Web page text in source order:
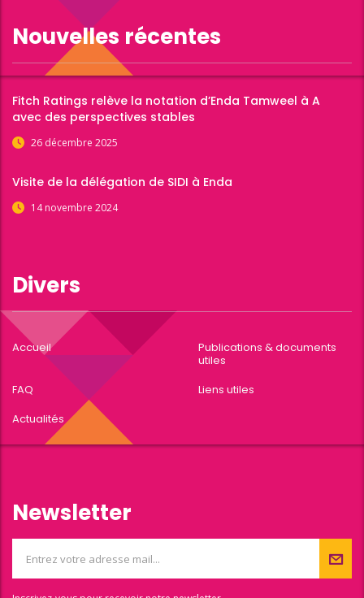
Nouvelles récentes
Fitch Ratings relève la notation d’Enda Tamweel à A
avec des perspectives stables
26 décembre 2025
Visite de la délégation de SIDI à Enda
14 novembre 2024
Divers
Accueil
Publications & documents
utiles
FAQ
Liens utiles
Actualités
Newsletter